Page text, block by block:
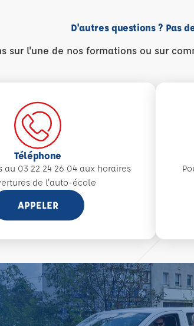
D'autres questions ? Pas
sur l'une de nos formations ou sur
Téléphone
au 03 22 24 26 04 aux horaires
de l'auto-école
APPELER